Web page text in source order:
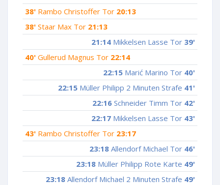
38' Rambo Christoffer Tor 20:13
38' Staar Max Tor 21:13
21:14 Mikkelsen Lasse Tor 39'
40' Gullerud Magnus Tor 22:14
22:15 Marić Marino Tor 40'
22:15 Müller Philipp 2 Minuten Strafe 41'
22:16 Schneider Timm Tor 42'
22:17 Mikkelsen Lasse Tor 43'
43' Rambo Christoffer Tor 23:17
23:18 Allendorf Michael Tor 46'
23:18 Müller Philipp Rote Karte 49'
23:18 Allendorf Michael 2 Minuten Strafe 49'